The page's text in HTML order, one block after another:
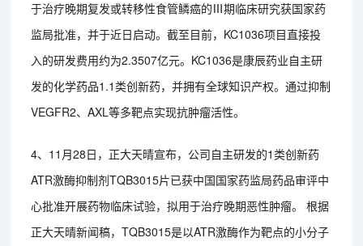
于治疗晚期复发或转移性食管鳞癌的Ⅲ期临床研究获国家药
监局批准，并于近日启动。截至目前，KC1036项目直接投
入的研发费用约为2.3507亿元。KC1036是康辰药业自主研
发的化学药品1.1类创新药，并拥有全球知识产权。通过抑制
VEGFR2、AXL等多靶点实现抗肿瘤活性。
4、11月28日，正大天晴宣布，公司自主研发的1类创新药
ATR激酶抑制剂TQB3015片已获中国国家药监局药品审评中
心批准开展药物临床试验，拟用于治疗晚期恶性肿瘤。 根据
正大天晴新闻稿，TQB3015是以ATR激酶作为靶点的小分子